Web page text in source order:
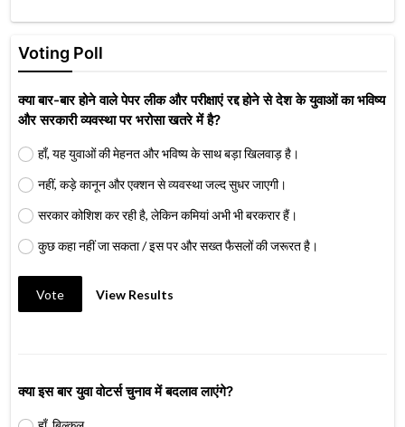
Voting Poll
क्या बार-बार होने वाले पेपर लीक और परीक्षाएं रद्द होने से देश के युवाओं का भविष्य
और सरकारी व्यवस्था पर भरोसा खतरे में है?
हाँ, यह युवाओं की मेहनत और भविष्य के साथ बड़ा खिलवाड़ है।
नहीं, कड़े कानून और एक्शन से व्यवस्था जल्द सुधर जाएगी।
सरकार कोशिश कर रही है, लेकिन कमियां अभी भी बरकरार हैं।
कुछ कहा नहीं जा सकता / इस पर और सख्त फैसलों की जरूरत है।
Vote View Results
क्या इस बार युवा वोटर्स चुनाव में बदलाव लाएंगे?